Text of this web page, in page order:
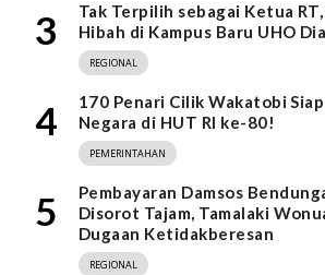
3
Tak Terpilih sebagai Ketua
Hibah di Kampus Baru UHO
REGIONAL
4
170 Penari Cilik Wakatobi
Negara di HUT RI ke-80!
PEMERINTAHAN
5
Pembayaran Damsos
Disorot Tajam, Tamalaki
Dugaan Ketidakberesan
REGIONAL